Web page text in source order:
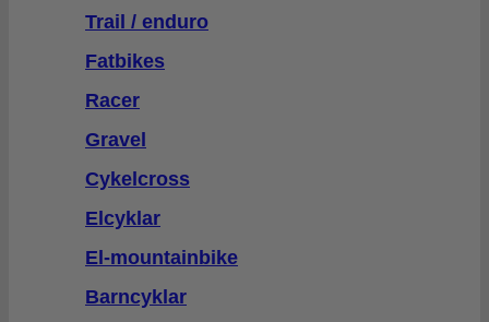
Trail / enduro
Fatbikes
Racer
Gravel
Cykelcross
Elcyklar
El-mountainbike
Barncyklar